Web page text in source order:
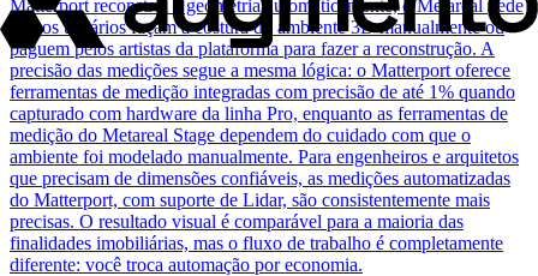
Matterport reconstrói a geometria automaticamente, o Metareal pede
que os usuários façam a costura do ambiente 3D manualmente ou
paguem pelos artistas da plataforma para fazer a reconstrução. A
precisão das medições segue a mesma lógica: o Matterport oferece
ferramentas de medição integradas com precisão de até 1% quando
capturado com hardware da linha Pro, enquanto as ferramentas de
medição do Metareal Stage dependem do cuidado com que o
ambiente foi modelado manualmente. Para engenheiros e arquitetos
que precisam de dimensões confiáveis, as medições automatizadas
do Matterport, com suporte de Lidar, são consistentemente mais
precisas. O resultado visual é comparável para a maioria das
finalidades imobiliárias, mas o fluxo de trabalho é completamente
diferente: você troca automação por economia.